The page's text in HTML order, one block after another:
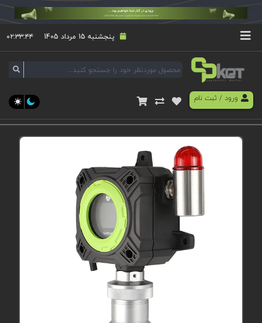
پنجشنبه 15 مرداد 1405 ۰۲:۳۳:۴۴
ورود/ ثبت نام